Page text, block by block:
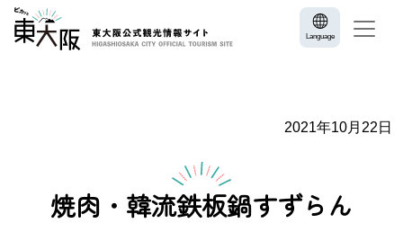
Language
2021年10月22日
焼肉・韓流鉄板鍋すずらん